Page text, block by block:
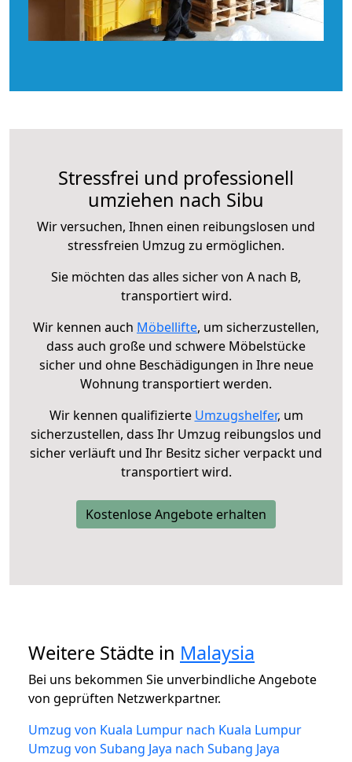
Stressfrei und professionell
umziehen nach Sibu
Wir versuchen, Ihnen einen reibungslosen und
stressfreien Umzug zu ermöglichen.
Sie möchten das alles sicher von A nach B,
transportiert wird.
Wir kennen auch Möbellifte, um sicherzustellen,
dass auch große und schwere Möbelstücke
sicher und ohne Beschädigungen in Ihre neue
Wohnung transportiert werden.
Wir kennen qualifizierte Umzugshelfer, um
sicherzustellen, dass Ihr Umzug reibungslos und
sicher verläuft und Ihr Besitz sicher verpackt und
transportiert wird.
Kostenlose Angebote erhalten
Weitere Städte in Malaysia
Bei uns bekommen Sie unverbindliche Angebote
von geprüften Netzwerkpartner.
Umzug von Kuala Lumpur nach Kuala Lumpur
Umzug von Subang Jaya nach Subang Jaya